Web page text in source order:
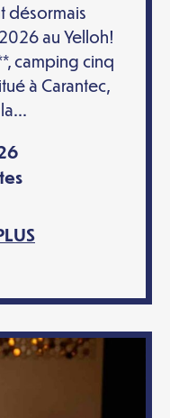
désormais
au Yelloh!
camping cinq
à Carantec,